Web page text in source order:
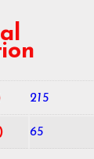
215
65